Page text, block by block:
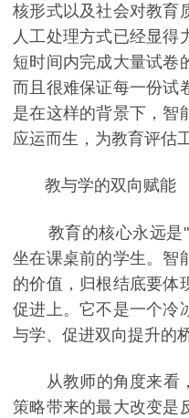
核形式以及社会对教育
人工处理方式已经显得
短时间内完成大量试卷
而且很难保证每一份试
是在这样的背景下，智
应运而生，为教育评估
教与学的双向赋能
教育的核心永远是"
坐在课桌前的学生。智
的价值，归根结底要体
促进上。它不是一个冷
与学、促进双向提升的
从教师的角度来看，
策略带来的最大改变是